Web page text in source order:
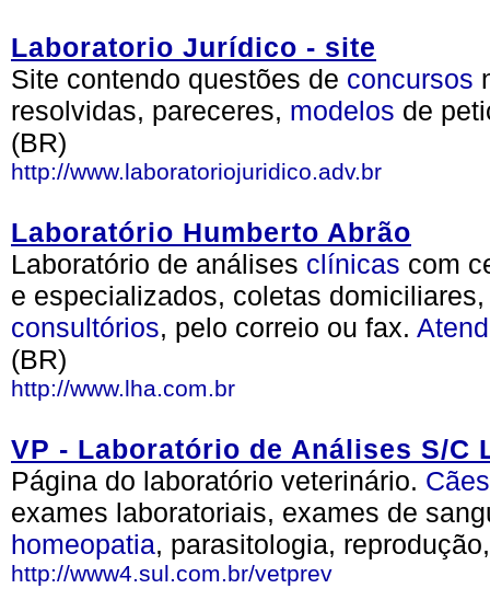
Laboratorio Jurídico - site
Site contendo questões de concursos
resolvidas, pareceres, modelos de
(BR)
http://www.laboratoriojuridico.adv.br
Laboratório Humberto Abrão
Laboratório de análises clínicas com
e especializados, coletas
consultórios, pelo correio ou fax.
(BR)
http://www.lha.com.br
VP - Laboratório de Análises S/C
Página do laboratório veterinário. Cães
exames laboratoriais, exames de
homeopatia, parasitologia,
http://www4.sul.com.br/vetprev